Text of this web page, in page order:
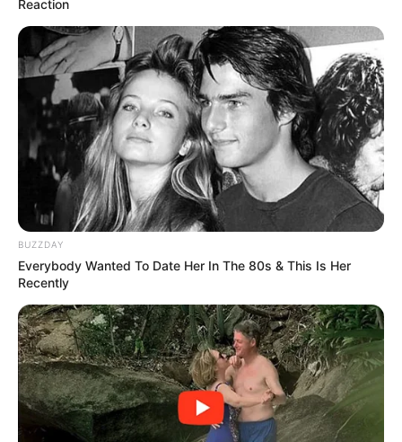
You Wouldn't Believe It If It Wasn't Caught On
Camera!
BRAINBERRIES
Why everything you thought you knew about water
might be wrong
Reaction
BUZZDAY
Everybody Wanted To Date Her In The 80s & This Is Her
Recently